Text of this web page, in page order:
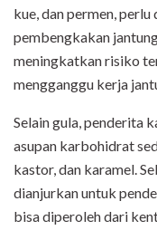
kue, dan permen,
pembengkakan
meningkatkan risiko
mengganggu kerja
Selain gula, penderita
asupan karbohidrat
kastor, dan karamel.
dianjurkan untuk
bisa diperoleh dari